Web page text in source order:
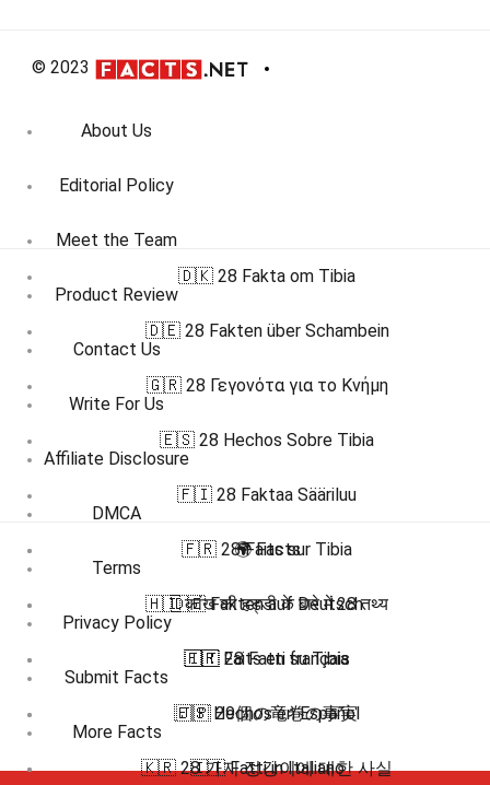
© 2023
About Us
Editorial Policy
Meet the Team
Product Review
Contact Us
Write For Us
Affiliate Disclosure
DMCA
Terms
Privacy Policy
Submit Facts
More Facts
🇩🇰 28 Fakta om Tibia
🇩🇪 28 Fakten über Schambein
🇬🇷 28 Γεγονότα για το Κνήμη
🇪🇸 28 Hechos Sobre Tibia
🇫🇮 28 Faktaa Sääriluu
🇫🇷 28 Faits sur Tibia
🇭🇮 कांख की हड्डी के बारे में 28 तथ्य
🇮🇹 28 Fatti su Tibia
🇯🇵 29個の竜巻の事実
🇰🇷 28 가지 정강이에 대한 사실
🌍 Facts
🇩🇪 Fakten auf Deutsch
🇫🇷 Faits en français
🇪🇸 Hechos en Español
🇮🇹 Fatti in Italiano